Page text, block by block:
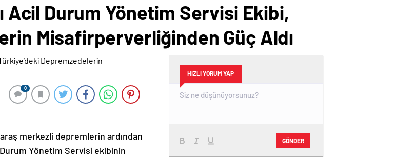
Acil Durum Yönetim Servisi Ekibi,
Misafirperverliğinden Güç Aldı
0
merkezli depremlerin ardından
Durum Yönetim Servisi ekibinin
HIZLI YORUM YAP
GÖNDER